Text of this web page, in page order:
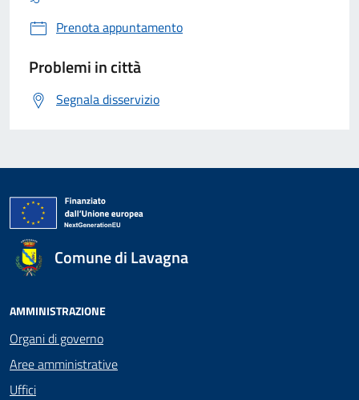
Prenota appuntamento
Problemi in città
Segnala disservizio
Comune di Lavagna
AMMINISTRAZIONE
Organi di governo
Aree amministrative
Uffici